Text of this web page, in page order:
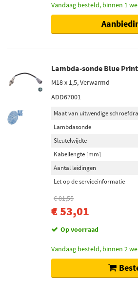
Vandaag besteld, binnen 1
Lambda-sonde Blue Print
M18 x 1,5, Verwarmd
ADD67001
Maat van uitwendige
Lambdasonde
Sleutelwijdte
Kabellengte [mm]
Aantal leidingen
Let op de serviceinformatie
€ 81,55
€ 53,01
Op voorraad
Vandaag besteld, binnen 2